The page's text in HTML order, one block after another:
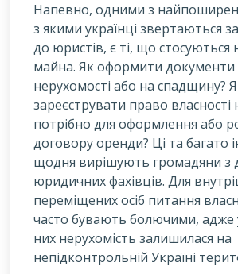
Напевно, одними з
з якими українці звертаються
до юристів, є ті, що стосуються
майна. Як оформити документи
нерухомості або на спадщину?
зареєструвати право
потрібно для оформлення або
договору оренди? Ці та багато
щодня вирішують громадяни з
юридичних фахівців. Для
переміщених осіб питання
часто бувають болючими, адже
них нерухомість залишилася на
непідконтрольній Україні